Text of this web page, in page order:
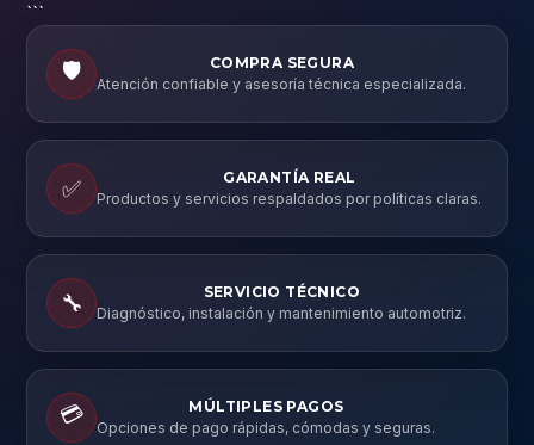
```
🛡️
COMPRA SEGURA
Atención confiable y asesoría técnica especializada.
✅
GARANTÍA REAL
Productos y servicios respaldados por políticas claras.
🔧
SERVICIO TÉCNICO
Diagnóstico, instalación y mantenimiento automotriz.
💳
MÚLTIPLES PAGOS
Opciones de pago rápidas, cómodas y seguras.